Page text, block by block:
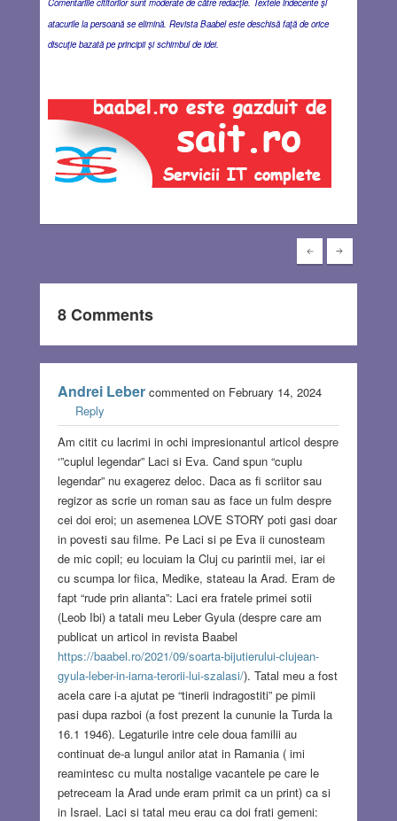
atacurile la persoană se elimină. Revista Baabel este deschisă faţă de orice
discuţie bazată pe principii şi schimbul de idei.
8 Comments
Andrei Lebercommented on February 14, 2024
Reply
Am citit cu lacrimi in ochi impresionantul articol despre
‘”cuplul legendar” Laci si Eva. Cand spun “cuplu
legendar” nu exagerez deloc. Daca as fi scriitor sau
regizor as scrie un roman sau as face un fulm despre
cei doi eroi; un asemenea LOVE STORY poti gasi doar
in povesti sau filme. Pe Laci si pe Eva ii cunosteam
de mic copil; eu locuiam la Cluj cu parintii mei, iar ei
cu scumpa lor fiica, Medike, stateau la Arad. Eram de
fapt “rude prin alianta”: Laci era fratele primei sotii
(Leob Ibi) a tatali meu Leber Gyula (despre care am
publicat un articol in revista Baabel
https://baabel.ro/2021/09/soarta-bijutierului-clujean-
gyula-leber-in-iarna-terorii-lui-szalasi/). Tatal meu a fost
acela care i-a ajutat pe “tinerii indragostiti” pe pimii
pasi dupa razboi (a fost prezent la cununie la Turda la
16.1 1946). Legaturile intre cele doua familii au
continuat de-a lungul anilor atat in Ramania ( imi
reamintesc cu multa nostalige vacantele pe care le
petreceam la Arad unde eram primit ca un print) ca si
in Israel. Laci si tatal meu erau ca doi frati gemeni: